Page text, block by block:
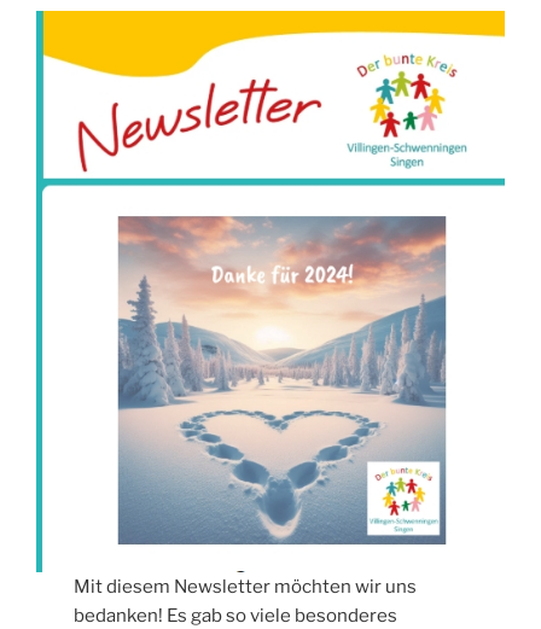
Mit diesem Newsletter möchten wir uns
bedanken! Es gab so viele besonderes